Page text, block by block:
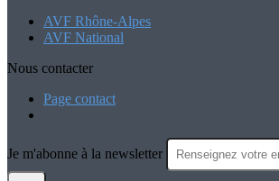
AVF Rhône-Alpes
AVF National
Nous contacter
Page contact
Je m'abonne à la newsletter